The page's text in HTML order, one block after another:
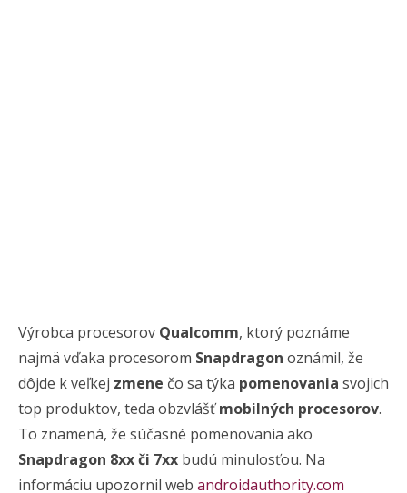
Výrobca procesorov Qualcomm, ktorý poznáme
najmä vďaka procesorom Snapdragon oznámil, že
dôjde k veľkej zmene čo sa týka pomenovania svojich
top produktov, teda obzvlášťmobilných procesorov.
To znamená, že súčasné pomenovania ako
Snapdragon 8xx či 7xx budú minulosťou. Na
informáciu upozornil web androidauthority.com